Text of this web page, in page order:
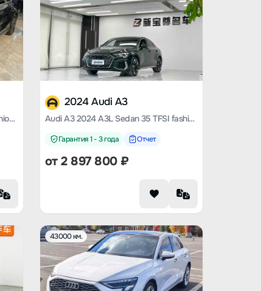
Audi A3 2021 Sportback 35 TFSI fashion Sporty
2024 Audi A3
Audi A3 2024 A3L Sedan 35 TFSI fashion Sporty
Гарантия 1 - 3 года Отчет
от2 897 800₽
43000 км.